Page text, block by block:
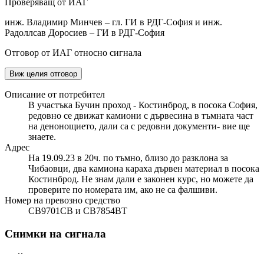
Проверяващ от ИАГ
инж. Владимир Минчев – гл. ГИ в РДГ-София и инж.
Радоллсав Доросиев – ГИ в РДГ-София
Отговор от ИАГ относно сигнала
Виж целия отговор
Описание от потребител
В участъка Бучин проход - Костинброд, в посока София,
редовно се движат камиони с дървесина в тъмната част
на денонощието, дали са с редовни документи- вие ще
знаете.
Адрес
На 19.09.23 в 20ч. по тъмно, близо до разклона за
Чибаовци, два камиона караха дървен материал в посока
Костинброд. Не знам дали е законен курс, но можете да
проверите по номерата им, ако не са фалшиви.
Номер на превозно средство
CB9701CB и CB7854BT
Снимки на сигнала